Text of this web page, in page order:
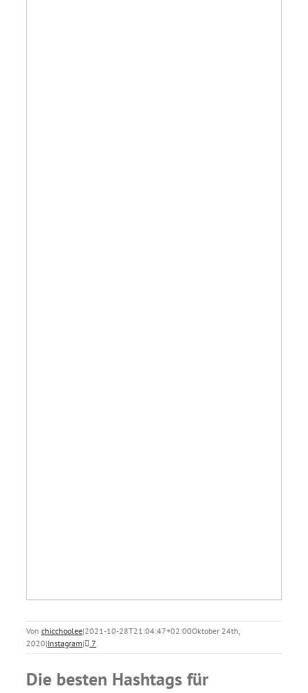
Von chicchoolee|2021-10-28T21:04:47+02:00Oktober 24th,
2020|Instagram| 7
Die besten Hashtags für